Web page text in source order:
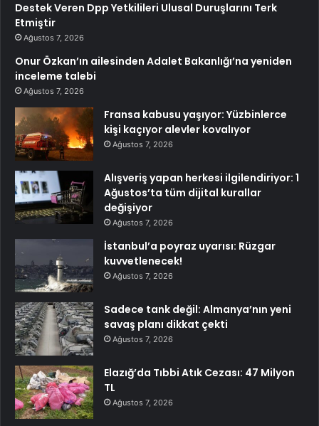
Destek Veren Dpp Yetkilileri Ulusal Duruşlarını Terk
Etmiştir
Ağustos 7, 2026
Onur Özkan’ın ailesinden Adalet Bakanlığı’na yeniden
inceleme talebi
Ağustos 7, 2026
Fransa kabusu yaşıyor: Yüzbinlerce
kişi kaçıyor alevler kovalıyor
Ağustos 7, 2026
Alışveriş yapan herkesi ilgilendiriyor: 1
Ağustos’ta tüm dijital kurallar
değişiyor
Ağustos 7, 2026
İstanbul’a poyraz uyarısı: Rüzgar
kuvvetlenecek!
Ağustos 7, 2026
Sadece tank değil: Almanya’nın yeni
savaş planı dikkat çekti
Ağustos 7, 2026
Elazığ’da Tıbbi Atık Cezası: 47 Milyon
TL
Ağustos 7, 2026